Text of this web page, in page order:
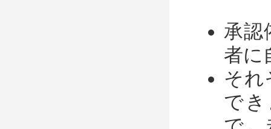
承認
者に
それ
で